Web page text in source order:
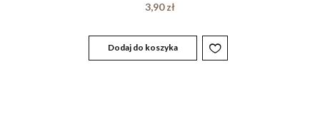
3,90zł
Dodaj do koszyka